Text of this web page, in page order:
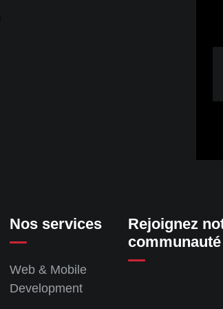
Nos services
Web & Mobile
Development
Rejoignez
communauté